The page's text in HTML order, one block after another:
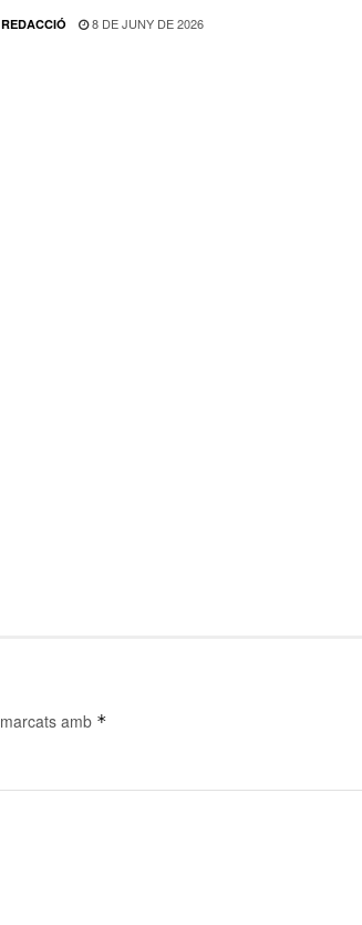
REDACCIÓ 8 DE JUNY DE 2026
amb *